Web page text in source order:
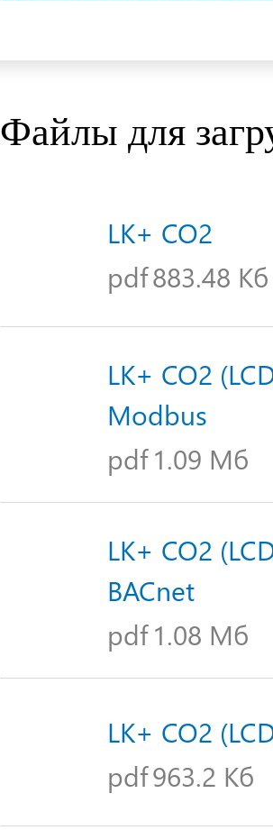
Файлы для
LK+ CO2
pdf883.48 Кб
LK+ CO2
Modbus
pdf 1.09 Мб
LK+ CO2
BACnet
pdf 1.08 Мб
LK+ CO2
pdf963.2 Кб